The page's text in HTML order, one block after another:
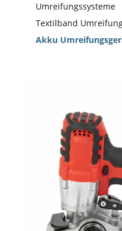
Umreifungssysteme
Textilband
Akku